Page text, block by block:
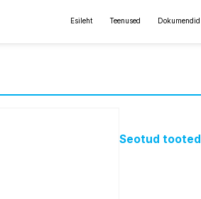
Esileht Teenused Dokumendid
Seotud tooted